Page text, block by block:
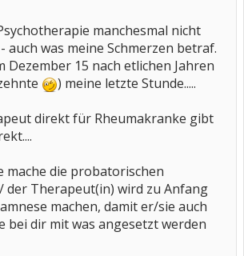
manchesmal nicht
auch was meine Schmerzen betraf.
Dezember 15 nach etlichen Jahren
) meine letzte Stunde.....
direkt für Rheumakranke gibt
mache die probatorischen
der Therapeut(in) wird zu Anfang
machen, damit er/sie auch
bei dir mit was angesetzt werden